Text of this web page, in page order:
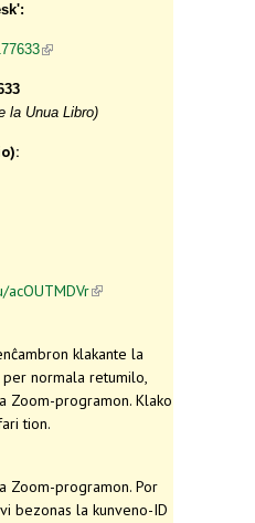
(link is external)
la Unua Libro)
acOUTMDVr(link is
klakante la
normala retumilo,
Zoom-programon. Klako
tion.
Zoom-programon. Por
bezonas la kunveno-ID